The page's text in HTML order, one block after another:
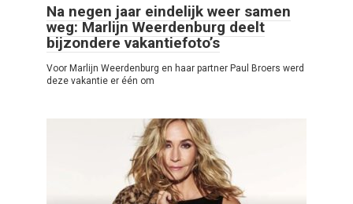
Na negen jaar eindelijk weer samen
weg: Marlijn Weerdenburg deelt
bijzondere vakantiefoto’s
Voor Marlijn Weerdenburg en haar partner Paul Broers werd
deze vakantie er één om